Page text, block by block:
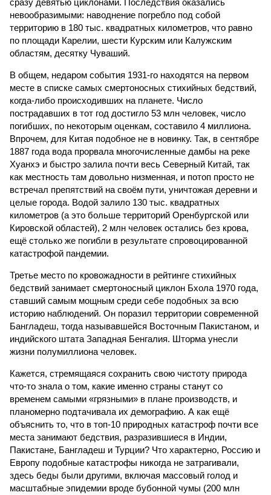
сразу девятью циклонами. Последствия оказались
невообразимыми: наводнение погребло под собой
территорию в 180 тыс. квадратных километров, что равно
по площади Карелии, шести Курским или Калужским
областям, десятку Чуваший.
В общем, недаром события 1931-го находятся на первом
месте в списке самых смертоносных стихийных бедствий,
когда-либо происходивших на планете. Число
пострадавших в тот год достигло 53 млн человек, число
погибших, по некоторым оценкам, составило 4 миллиона.
Впрочем, для Китая подобное не в новинку. Так, в сентябре
1887 года вода прорвала многочисленные дамбы на реке
Хуанхэ и быстро залила почти весь Северный Китай, так
как местность там довольно низменная, и потоп просто не
встречал препятствий на своём пути, уничтожая деревни и
целые города. Водой залило 130 тыс. квадратных
километров (а это больше территорий Оренбургской или
Кировской областей), 2 млн человек остались без крова,
ещё столько же погибли в результате спровоцированной
катастрофой пандемии.
Третье место по кровожадности в рейтинге стихийных
бедствий занимает смертоносный циклон Бхола 1970 года,
ставший самым мощным среди себе подобных за всю
историю наблюдений. Он поразил территории современной
Бангладеш, тогда называвшейся Восточным Пакистаном, и
индийского штата Западная Бенгалия. Шторма унесли
жизни полумиллиона человек.
Кажется, стремящаяся сохранить свою чистоту природа
что-то знала о том, какие именно страны станут со
временем самыми «грязными» в плане производств, и
планомерно подтачивала их демографию. А как ещё
объяснить то, что в топ-10 природных катастроф почти все
места занимают бедствия, разразившиеся в Индии,
Пакистане, Бангладеш и Турции? Что характерно, Россию и
Европу подобные катастрофы никогда не затрагивали,
здесь беды были другими, включая массовый голод и
масштабные эпидемии вроде бубонной чумы (200 млн